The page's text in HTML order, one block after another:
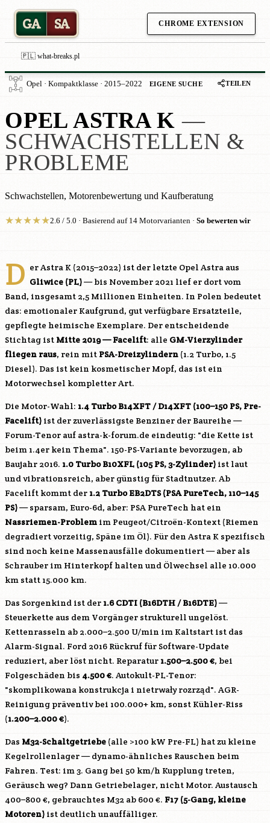
GA SA CHROME EXTENSION
🇵🇱 what-breaks.pl
Opel · Kompaktklasse · 2015–2022 EIGENE SUCHE TEILEN
OPEL ASTRA K —
SCHWACHSTELLEN &
PROBLEME
Schwachstellen, Motorenbewertung und Kaufberatung
★★★★★2.6 / 5.0 · Basierend auf 14 Motorvarianten · So bewerten wir
D er Astra K (2015–2022) ist der letzte Opel Astra aus
Gliwice (PL)— bis November 2021 lief er dort vom
Band, insgesamt 2,5 Millionen Einheiten. In Polen bedeutet
das: emotionaler Kaufgrund, gut verfügbare Ersatzteile,
gepflegte heimische Exemplare. Der entscheidende
Stichtag ist Mitte 2019 — Facelift: alle GM-Vierzylinder
fliegen raus, rein mit PSA-Dreizylindern (1.2 Turbo, 1.5
Diesel). Das ist kein kosmetischer Mopf, das ist ein
Motorwechsel kompletter Art.
Die Motor-Wahl: 1.4 TurboB14XFT /D14XFT (100–150 PS, Pre-
Facelift) ist der zuverlässigste Benziner der Baureihe —
Forum-Tenor auf astra-k-forum.de eindeutig: "die Kette ist
beim 1.4er kein Thema". 150-PS-Variante bevorzugen, ab
Baujahr 2016. 1.0 TurboB10XFL (105 PS, 3-Zylinder) ist laut
und vibrationsreich, aber günstig für Stadtnutzer. Ab
Facelift kommt der 1.2 TurboEB2DTS(PSA PureTech, 110–145
PS)— sparsam, Euro-6d, aber: PSA PureTech hat ein
Nassriemen-Problem im Peugeot/Citroën-Kontext (Riemen
degradiert vorzeitig, Späne im Öl). Für den Astra K spezifisch
sind noch keine Massenausfälle dokumentiert — aber als
Schrauber im Hinterkopf halten und Ölwechsel alle 10.000
km statt 15.000 km.
Das Sorgenkind ist der 1.6 CDTI (B16DTH /B16DTE)—
Steuerkette aus dem Vorgänger strukturell ungelöst.
Kettenrasseln ab 2.000–2.500 U/min im Kaltstart ist das
Alarm-Signal. Ford 2016 Rückruf für Software-Update
reduziert, aber löst nicht. Reparatur 1.500–2.500 €, bei
Folgeschäden bis 4.500 €. Autokult-PL-Tenor:
"skomplikowana konstrukcja i nietrwały rozrząd". AGR-
Reinigung präventiv bei 100.000+ km, sonst Kühler-Riss
(1.200–2.000 €).
Das M32-Schaltgetriebe (alle >100 kW Pre-FL) hat zu kleine
Kegelrollenlager — dynamo-ähnliches Rauschen beim
Fahren. Test: im 3. Gang bei 50 km/h Kupplung treten,
Geräusch weg? Dann Getriebelager, nicht Motor. Austausch
400–800 €, gebrauchtes M32 ab 600 €. F17 (5-Gang, kleine
Motoren) ist deutlich unauffälliger.